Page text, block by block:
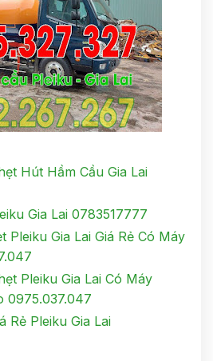
Hút Hầm Cầu Gia Lai
Gia Lai 0783517777
Pleiku Gia Lai Giá Rẻ Có Máy
Pleiku Gia Lai Có Máy
0975.037.047
Rẻ Pleiku Gia Lai